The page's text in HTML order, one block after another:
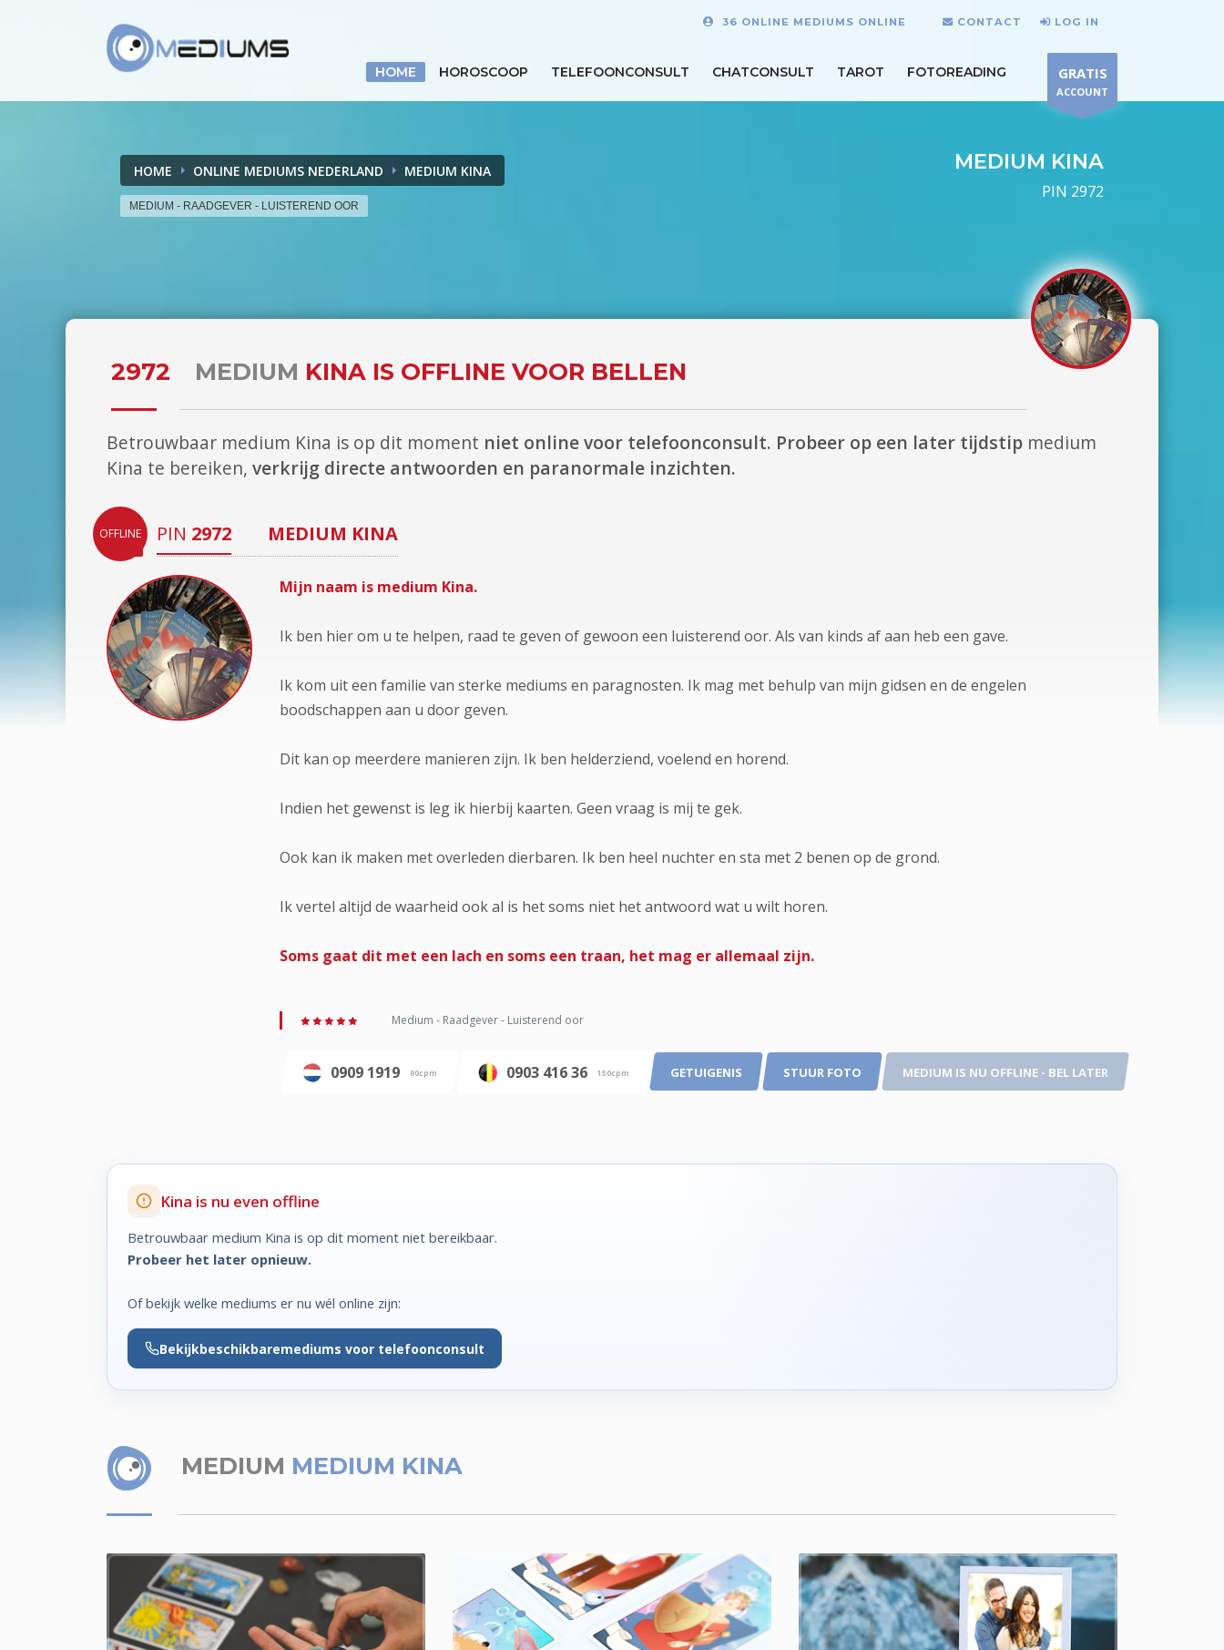
36 ONLINE MEDIUMS ONLINE CONTACT LOG IN
HOME HOROSCOOP TELEFOONCONSULT CHATCONSULT TAROT FOTOREADING GRATIS
ACCOUNT
HOME ONLINE MEDIUMS NEDERLAND MEDIUM KINA
MEDIUM - RAADGEVER - LUISTEREND OOR
MEDIUM KINA
PIN 2972
2972 MEDIUM KINA IS OFFLINE VOOR BELLEN
Betrouwbaar medium Kina is op dit moment niet online voor telefoonconsult. Probeer op een later tijdstip medium
Kina te bereiken, verkrijg directe antwoorden en paranormale inzichten.
OFFLINE PIN 2972 MEDIUM KINA
Mijn naam is medium Kina.
Ik ben hier om u te helpen, raad te geven of gewoon een luisterend oor. Als van kinds af aan heb een gave.
Ik kom uit een familie van sterke mediums en paragnosten. Ik mag met behulp van mijn gidsen en de engelen
boodschappen aan u door geven.
Dit kan op meerdere manieren zijn. Ik ben helderziend, voelend en horend.
Indien het gewenst is leg ik hierbij kaarten. Geen vraag is mij te gek.
Ook kan ik maken met overleden dierbaren. Ik ben heel nuchter en sta met 2 benen op de grond.
Ik vertel altijd de waarheid ook al is het soms niet het antwoord wat u wilt horen.
Soms gaat dit met een lach en soms een traan, het mag er allemaal zijn.
Medium - Raadgever - Luisterend oor
0909 1919 90cpm 0903 416 36 150cpm GETUIGENIS STUUR FOTO MEDIUM IS NU OFFLINE - BEL LATER
Kina is nu even offline
Betrouwbaar medium Kina is op dit moment niet bereikbaar.
Probeer het later opnieuw.
Of bekijk welke mediums er nu wél online zijn:
Bekijkbeschikbaremediums voor telefoonconsult
MEDIUM MEDIUM KINA